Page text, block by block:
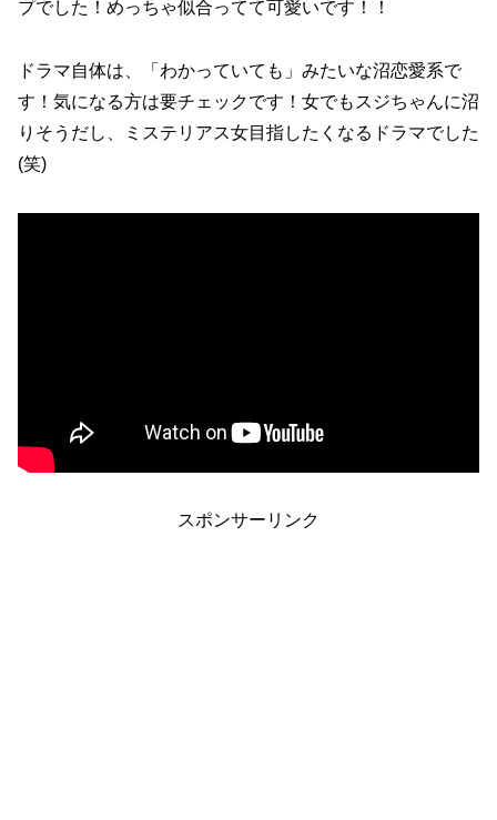
プでした！めっちゃ似合ってて可愛いです！！
ドラマ自体は、「わかっていても」みたいな沼恋愛系で
す！気になる方は要チェックです！女でもスジちゃんに沼
りそうだし、ミステリアス女目指したくなるドラマでした
(笑)
スポンサーリンク